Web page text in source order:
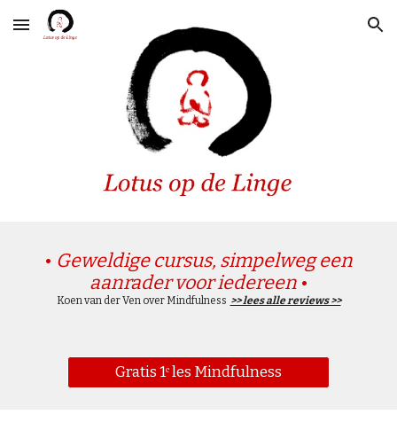
Skip to main content Skip to navigation
• Geweldige cursus, simpelweg een
aanrader voor iedereen •
Koen van der Ven over Mindfulness >> lees alle reviews >>
Gratis 1ᵉ les Mindfulness